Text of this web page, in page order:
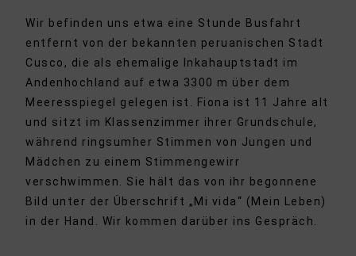
Wir befinden uns etwa eine Stunde Busfahrt
entfernt von der bekannten peruanischen Stadt
Cusco, die als ehemalige Inkahauptstadt im
Andenhochland auf etwa 3300 m über dem
Meeresspiegel gelegen ist. Fiona ist 11 Jahre alt
und sitzt im Klassenzimmer ihrer Grundschule,
während ringsumher Stimmen von Jungen und
Mädchen zu einem Stimmengewirr
verschwimmen. Sie hält das von ihr begonnene
Bild unter der Überschrift „Mi vida“ (Mein Leben)
in der Hand. Wir kommen darüber ins Gespräch.